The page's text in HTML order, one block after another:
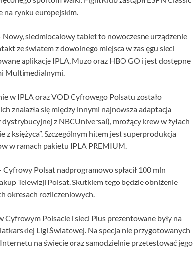
na rynku europejskim.
Nowy, siedmiocalowy tablet to nowoczesne urządzenie
ze światem z dowolnego miejsca w zasięgu sieci
aplikacje IPLA, Muzo oraz HBO GO i jest dostępne
Multimedialnymi.
w IPLA oraz VOD Cyfrowego Polsatu zostało
znalazła się między innymi najnowsza adaptacja
z NBCUniversal), mrożący krew w żyłach
księżyca”. Szczególnym hitem jest superprodukcja
w ramach pakietu IPLA PREMIUM.
Polsat nadprogramowo spłacił 100 mln
Telewizji Polsat. Skutkiem tego będzie obniżenie
okresach rozliczeniowych.
Cyfrowym Polsacie i sieci Plus prezentowane były na
Ligi Światowej. Na specjalnie przygotowanych
na świecie oraz samodzielnie przetestować jego